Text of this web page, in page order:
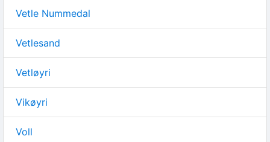
Vetle Nummedal
Vetlesand
Vetløyri
Vikøyri
Voll